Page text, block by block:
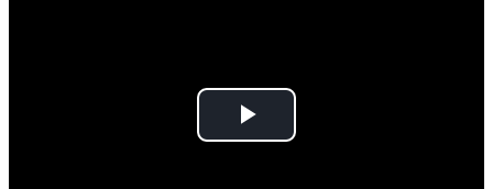
Play